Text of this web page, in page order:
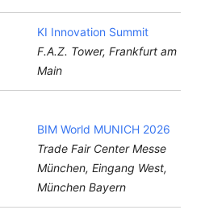
KI Innovation Summit
F.A.Z. Tower, Frankfurt am
Main
BIM World MUNICH 2026
Trade Fair Center Messe
München, Eingang West,
München Bayern